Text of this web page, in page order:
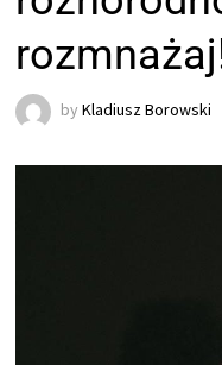
byKladiusz Borowski